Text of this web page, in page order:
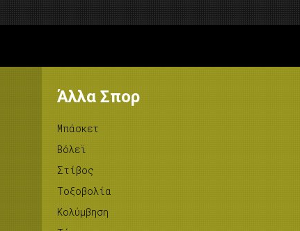
Άλλα Σπορ
Μπάσκετ
Βόλεϊ
Στίβος
Tοξοβολία
Κολύμβηση